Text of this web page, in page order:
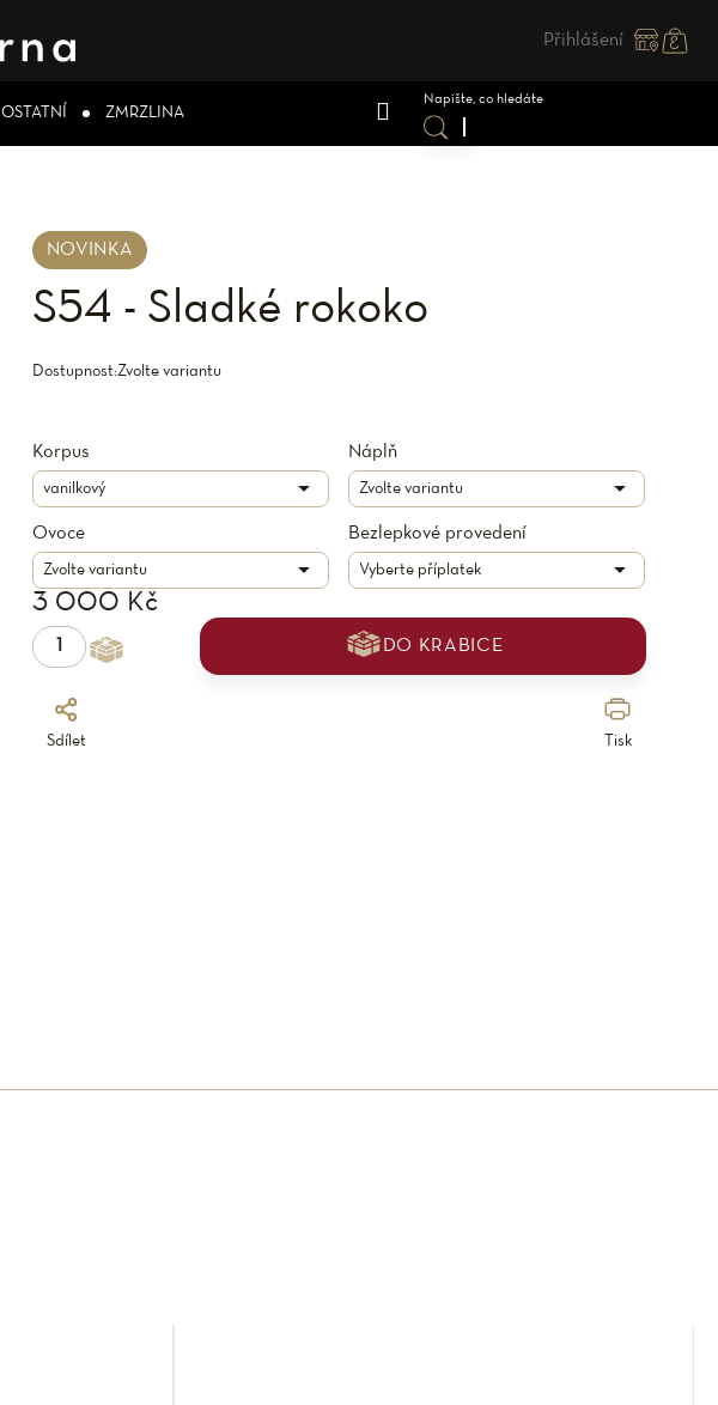
Přihlášení
OSTATNÍ ZMRZLINA
S54 - Sladké rokoko
NOVINKA
Korpus Náplň
Ovoce Bezlepkové provedení
Tisk
Sdílet
Dostupnost:Zvolte variantu
3 000 Kč
DO KRABICE